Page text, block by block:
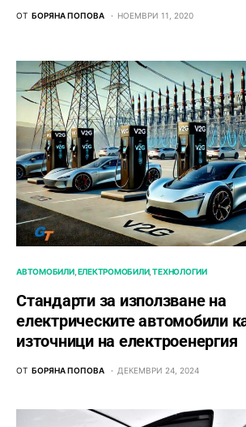
ОТ БОРЯНА ПОПОВА НОЕМВРИ 11, 2020
АВТОМОБИЛИ ЕЛЕКТРОМОБИЛИ ТЕХНОЛОГИИ
Стандарти за използване на
електрическите автомобили
източници на електроенергия
ОТ БОРЯНА ПОПОВА ДЕКЕМВРИ 24, 2024